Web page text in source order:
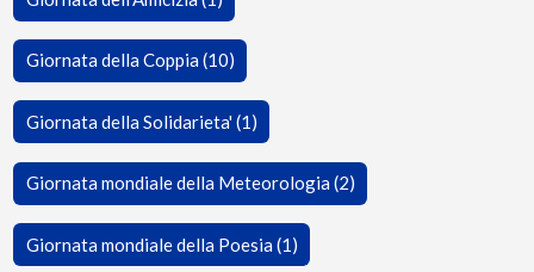
Giornata della Coppia (10)
Giornata della Solidarieta' (1)
Giornata mondiale della Meteorologia (2)
Giornata mondiale della Poesia (1)